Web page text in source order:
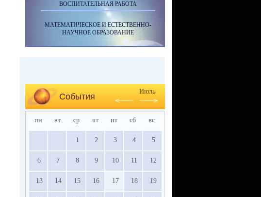
ВОСПИТАТЕЛЬНАЯ РАБОТА
МАТЕМАТИЧЕСКОЕ И ЕСТЕСТВЕННО-
НАУЧНОЕ ОБРАЗОВАНИЕ
События
Июль
пн вт ср чт пт сб вс
1 2 3 4 5
6 7 8 9 10 11 12
13 14 15 16 17 18 19